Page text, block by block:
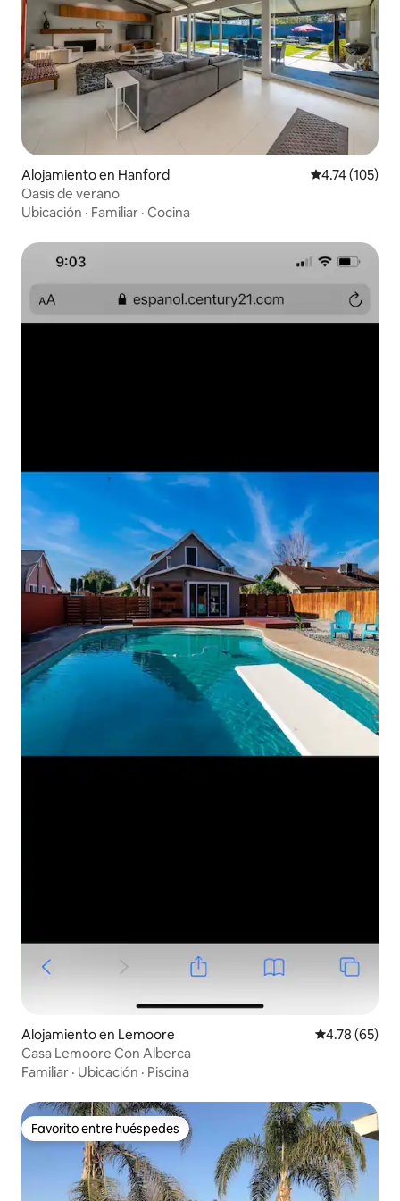
Alojamiento en Hanford Calificación
4.74 (105)
Oasis de verano
Ubicación · Familiar · Cocina
Alojamiento en Lemoore Calificación
4.78 (65)
Casa Lemoore Con Alberca
Familiar · Ubicación · Piscina
Favorito entre huéspedes
Favorito entre huéspedes